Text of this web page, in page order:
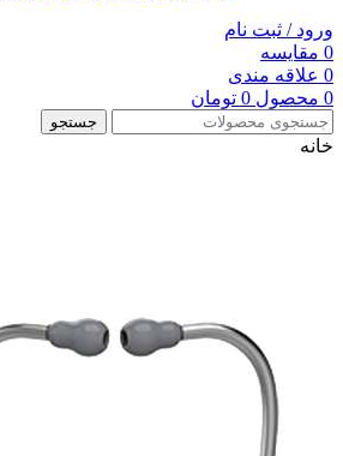
ورود / ثبت نام
0 مقایسه
0 علاقه مندی
0 محصول 0 تومان
جستجو
خانه